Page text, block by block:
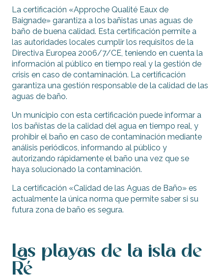
La certificación «Approche Qualité Eaux de
Baignade» garantiza a los bañistas unas aguas de
baño de buena calidad. Esta certificación permite a
las autoridades locales cumplir los requisitos de la
Directiva Europea 2006/7/CE, teniendo en cuenta la
información al público en tiempo real y la gestión de
crisis en caso de contaminación. La certificación
garantiza una gestión responsable de la calidad de las
aguas de baño.
Un municipio con esta certificación puede informar a
los bañistas de la calidad del agua en tiempo real, y
prohibir el baño en caso de contaminación mediante
análisis periódicos, informando al público y
autorizando rápidamente el baño una vez que se
haya solucionado la contaminación.
La certificación «Calidad de las Aguas de Baño» es
actualmente la única norma que permite saber si su
futura zona de baño es segura.
Las playas de la isla de
Ré